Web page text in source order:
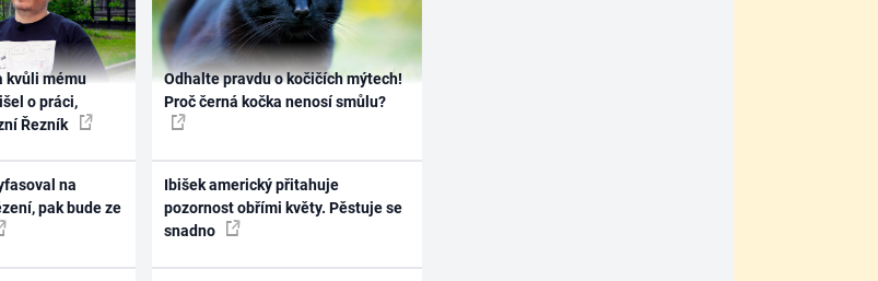
kvůli mému
o práci,
Řezník
na
pak bude ze
Odhalte pravdu o kočičích mýtech!
Proč černá kočka nenosí smůlu?
Ibišek americký přitahuje
pozornost obřími květy. Pěstuje se
snadno